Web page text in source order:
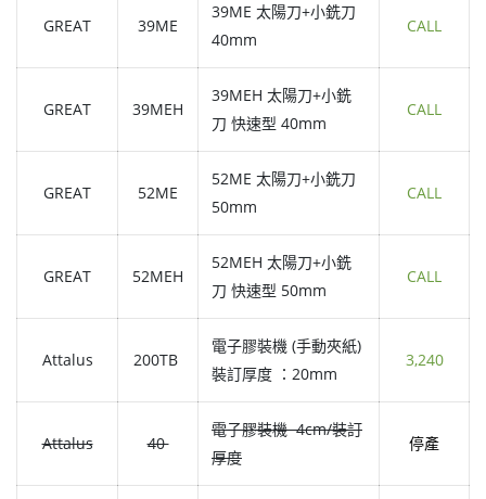
GREAT 39ME
39ME 太陽刀+小銑刀
40mm
CALL
GREAT 39MEH
39MEH 太陽刀+小銑
刀 快速型 40mm
CALL
GREAT 52ME
52ME 太陽刀+小銑刀
50mm
CALL
GREAT 52MEH
52MEH 太陽刀+小銑
刀 快速型 50mm
CALL
Attalus 200TB
電子膠裝機 (手動夾紙)
裝訂厚度 ：20mm
3,240
Attalus 40
電子膠裝機 4cm/裝訂
厚度
停產